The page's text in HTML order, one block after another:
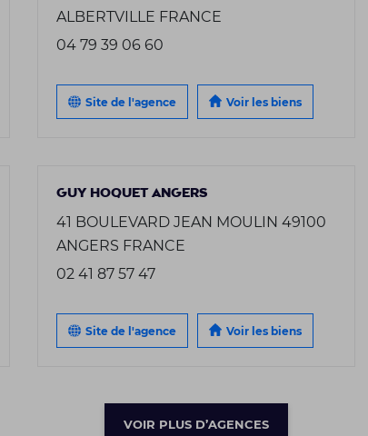
ALBERTVILLE FRANCE
04 79 39 06 60
Site de l'agence Voir les biens
GUY HOQUET ANGERS
41 BOULEVARD JEAN MOULIN 49100
ANGERS FRANCE
02 41 87 57 47
Site de l'agence Voir les biens
VOIR PLUS D’AGENCES